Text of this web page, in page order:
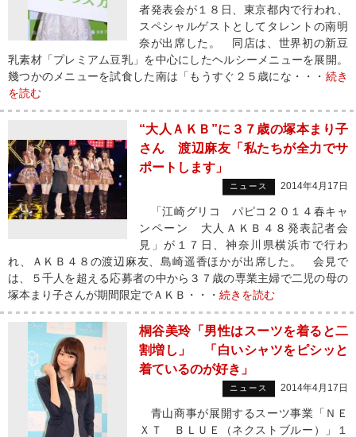
者発表会が１８日、東京都内で行われ、
スペシャルゲストとしてタレントの南明
奈が出席した。 同店は、世界初の新豆
乳素材「プレミアム豆乳」を中心にしたヘルシーメニューを展開。
幾つかのメニューを試食した南は「もうすぐ２５歳にな・・・ 続き
を読む
“大人ＡＫＢ”に３７歳の塚本まり子
さん 渡辺麻友「私たちが全力でサ
ポートします」
ニュース 2014年4月17日
「江崎グリコ パピコ２０１４春キャ
ンペーン 大人ＡＫＢ４８発表記者会
見」が１７日、神奈川県横浜市で行わ
れ、ＡＫＢ４８の渡辺麻友、島崎遥香ほかが出席した。 会見で
は、５千人を超える応募者の中から３７歳の専業主婦で二児の母の
塚本まり子さんが期間限定でＡＫＢ・・・ 続きを読む
桐谷美玲「男性はスーツを着ると二
割増し」 「白いシャツをピシッと
着ているのが好き」
ニュース 2014年4月17日
青山商事が展開するスーツ事業「ＮＥ
ＸＴ ＢＬＵＥ（ネクストブルー）」１